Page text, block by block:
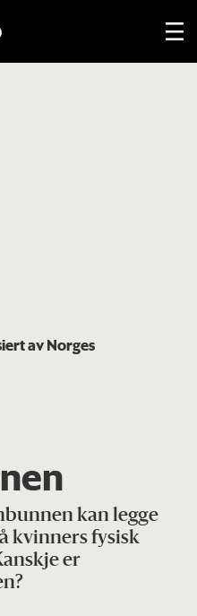
av Norges
kan legge
kvinners fysisk
er